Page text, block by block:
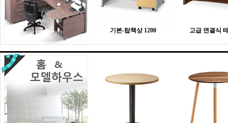
기본-탑책상 1200 고급 연결식